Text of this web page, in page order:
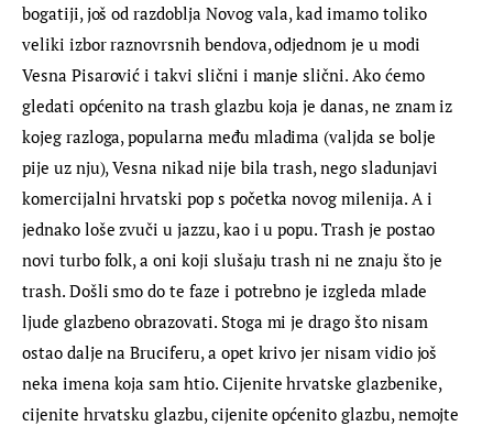
bogatiji, još od razdoblja Novog vala, kad imamo toliko
veliki izbor raznovrsnih bendova, odjednom je u modi
Vesna Pisarović i takvi slični i manje slični. Ako ćemo
gledati općenito na trash glazbu koja je danas, ne znam iz
kojeg razloga, popularna među mladima (valjda se bolje
pije uz nju), Vesna nikad nije bila trash, nego sladunjavi
komercijalni hrvatski pop s početka novog milenija. A i
jednako loše zvuči u jazzu, kao i u popu. Trash je postao
novi turbo folk, a oni koji slušaju trash ni ne znaju što je
trash. Došli smo do te faze i potrebno je izgleda mlade
ljude glazbeno obrazovati. Stoga mi je drago što nisam
ostao dalje na Bruciferu, a opet krivo jer nisam vidio još
neka imena koja sam htio. Cijenite hrvatske glazbenike,
cijenite hrvatsku glazbu, cijenite općenito glazbu, nemojte